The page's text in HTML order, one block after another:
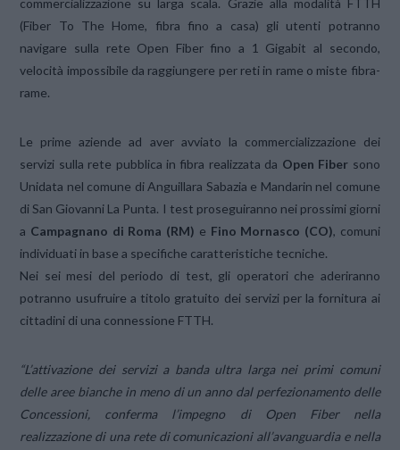
commercializzazione su larga scala. Grazie alla modalità FTTH
(Fiber To The Home, fibra fino a casa) gli utenti potranno
navigare sulla rete Open Fiber fino a 1 Gigabit al secondo,
velocità impossibile da raggiungere per reti in rame o miste fibra-
rame.
Le prime aziende ad aver avviato la commercializzazione dei
servizi sulla rete pubblica in fibra realizzata da Open Fiber sono
Unidata nel comune di Anguillara Sabazia e Mandarin nel comune
di San Giovanni La Punta. I test proseguiranno nei prossimi giorni
a Campagnano di Roma (RM) e Fino Mornasco (CO), comuni
individuati in base a specifiche caratteristiche tecniche.
Nei sei mesi del periodo di test, gli operatori che aderiranno
potranno usufruire a titolo gratuito dei servizi per la fornitura ai
cittadini di una connessione FTTH.
“L’attivazione dei servizi a banda ultra larga nei primi comuni
delle aree bianche in meno di un anno dal perfezionamento delle
Concessioni, conferma l’impegno di Open Fiber nella
realizzazione di una rete di comunicazioni all’avanguardia e nella